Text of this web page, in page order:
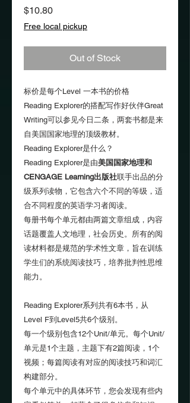
$10.80Price
Free local pickup
Out of Stock
标价是每个Level 一本书的价格
Reading Explorer的搭配写作好伙伴Great
Writing可以参见今日二条，两套书都是来
自美国国家地理的顶级教材。
Reading Explorer是什么？
Reading Explorer是由美国国家地理和
CENGAGE Learning出版社联手出品的分
级系列读物，它包含六个不同的等级，适
合不同程度的英语学习者阅读。
每册书每个单元都由两篇文章组成，内容
话题覆盖人文地理，社会历史。所有的阅
读材料都是规范的学术性文章，旨在训练
学生们的系统阅读技巧，培养批判性思维
能力。
Reading Explorer系列共有6本书，从
Level F到Level5共6个级别。
每一个级别包含12个Unit/单元。每个Unit/
单元是1个主题，主题下有2篇阅读，1个
视频；每篇阅读有对应的阅读技巧和词汇
构建部分。
每个单元中的具体环节，您会发现有些内